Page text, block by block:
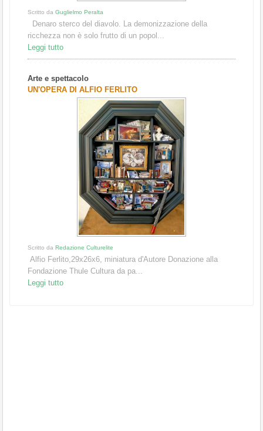
Scritto da Guglielmo Peralta
Denaro sterco del diavolo. La demonizzazione della
ricchezza non è solo frutto di un popol...
Leggi tutto
Arte e spettacolo
UN'OPERA DI ALFIO FERLITO
Scritto da Redazione Culturelite
Alfio Ferlito,29x26x6, miniatura d'Autore Donazione alla
Fondazione Thule Cultura da pa...
Leggi tutto